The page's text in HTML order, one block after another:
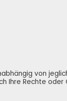
von
Ihre Rechte